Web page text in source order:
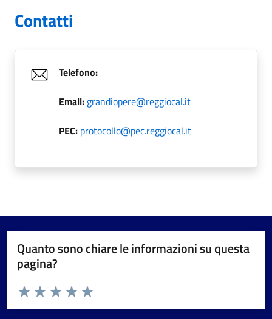
Contatti
Telefono:
Email: grandiopere@reggiocal.it
PEC: protocollo@pec.reggiocal.it
Quanto sono chiare le informazioni su questa
pagina?
Valuta da 1 a 5 stelle la pagina
Valuta 5 stelle su 5
Valuta 4 stelle su 5
Valuta 3 stelle su 5
Valuta 2 stelle su 5
Valuta 1 stelle su 5